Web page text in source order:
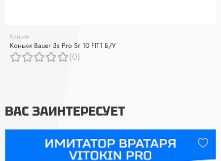
Коньки
Коньки Bauer 3s Pro Sr 10 FIT1 Б/У
(0)
ВАС ЗАИНТЕРЕСУЕТ